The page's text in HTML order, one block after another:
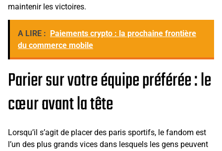
maintenir les victoires.
A LIRE :
Paiements crypto : la prochaine frontière
du commerce mobile
Parier sur votre équipe préférée : le
cœur avant la tête
Lorsqu’il s’agit de placer des paris sportifs, le fandom est
l’un des plus grands vices dans lesquels les gens peuvent